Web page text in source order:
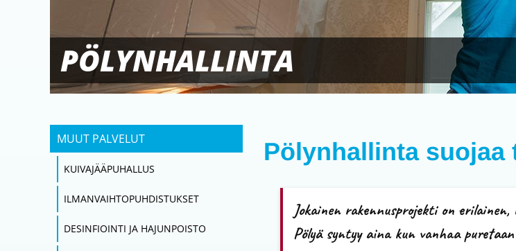
PÖLYNHALLINTA
MUUT PALVELUT
KUIVAJÄÄPUHALLUS
ILMANVAIHTOPUHDISTUKSET
DESINFIOINTI JA HAJUNPOISTO
Pölynhallinta suojaa
Jokainen rakennusprojekti on
Pölyä syntyy aina kun vanhaa